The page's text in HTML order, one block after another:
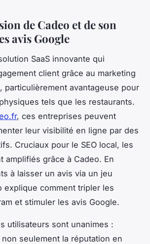
de Cadeo et de son
avis Google
SaaS innovante qui
client grâce au marketing
particulièrement avantageuse pour
tels que les restaurants.
, ces entreprises peuvent
leur visibilité en ligne par des
Cruciaux pour le SEO local, les
amplifiés grâce à Cadeo. En
à laisser un avis via un jeu
explique comment tripler les
et stimuler les avis Google.
utilisateurs sont unanimes :
seulement la réputation en